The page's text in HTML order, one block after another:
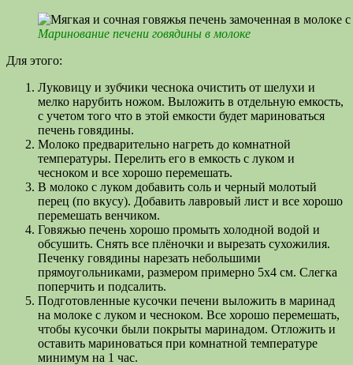
Маринование печени говядины в молоке
Для этого:
Луковицу и зубчики чеснока очистить от шелухи и
мелко нарубить ножом. Выложить в отдельную емкость,
с учетом того что в этой емкости будет мариноваться
печень говядины.
Молоко предварительно нагреть до комнатной
температуры. Перелить его в емкость с луком и
чесноком и все хорошо перемешать.
В молоко с луком добавить соль и черный молотый
перец (по вкусу). Добавить лавровый лист и все хорошо
перемешать венчиком.
Говяжью печень хорошо промыть холодной водой и
обсушить. Снять все плёночки и вырезать сухожилия.
Печенку говядины нарезать небольшими
прямоугольниками, размером примерно 5х4 см. Слегка
поперчить и подсалить.
Подготовленные кусочки печени выложить в маринад
на молоке с луком и чесноком. Все хорошо перемешать,
чтобы кусочки были покрыты маринадом. Отложить и
оставить мариноваться при комнатной температуре
минимум на 1 час.